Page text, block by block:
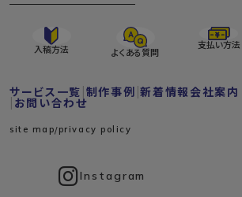
入稿方法 よくある質問
支払い方法
サービス一覧 制作事例 新着情報 会社案内
お問い合わせ
site map privacy policy
Instagram